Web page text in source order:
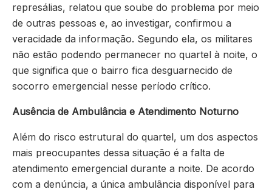
represálias, relatou que soube do problema por meio
de outras pessoas e, ao investigar, confirmou a
veracidade da informação. Segundo ela, os militares
não estão podendo permanecer no quartel à noite, o
que significa que o bairro fica desguarnecido de
socorro emergencial nesse período crítico.
Ausência de Ambulância e Atendimento Noturno
Além do risco estrutural do quartel, um dos aspectos
mais preocupantes dessa situação é a falta de
atendimento emergencial durante a noite. De acordo
com a denúncia, a única ambulância disponível para